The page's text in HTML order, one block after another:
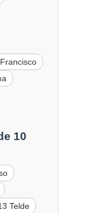
10
Telde